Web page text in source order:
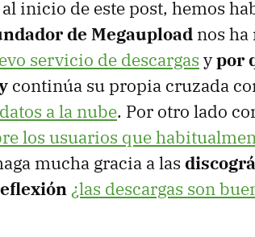
inicio de este post, hemos
de Megaupload nos ha
servicio de descargas ypor
continúa su propia cruzada
a la nube. Por otro lado
los usuarios que
mucha gracia a las
¿las descargas son